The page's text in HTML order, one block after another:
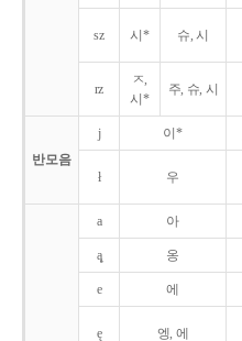
sz 시* 슈, 시
rz
ㅈ,
시*
주, 슈, 시
반모음
j 이*
ł 우
a 아
ą̨ 옹
e 에
ę 엥, 에